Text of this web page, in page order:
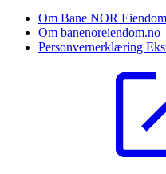
Om Bane NOR Eiendom
Om banenoreiendom.no
Personvernerklæring